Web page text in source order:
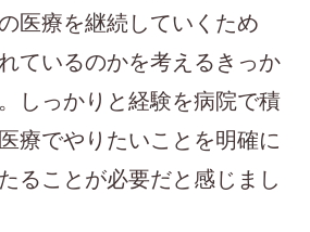
医療を継続していくため
ているのかを考えるきっか
しっかりと経験を病院で積
療でやりたいことを明確に
ることが必要だと感じまし